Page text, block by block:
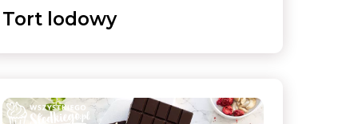
Tort lodowy